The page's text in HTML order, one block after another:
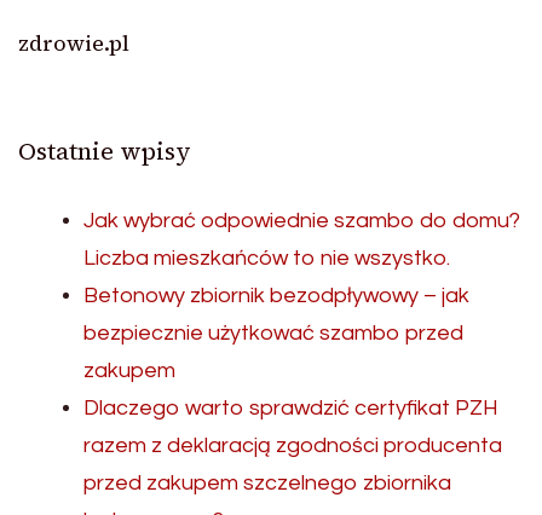
zdrowie.pl
Ostatnie wpisy
Jak wybrać odpowiednie szambo do domu?
Liczba mieszkańców to nie wszystko.
Betonowy zbiornik bezodpływowy – jak
bezpiecznie użytkować szambo przed
zakupem
Dlaczego warto sprawdzić certyfikat PZH
razem z deklaracją zgodności producenta
przed zakupem szczelnego zbiornika